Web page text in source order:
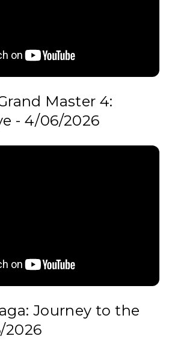
Master 4:
- 4/06/2026
Journey to the
2026